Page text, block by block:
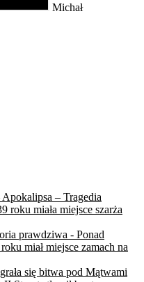
Michał
– Tragedia
roku miała miejsce szarża
prawdziwa - Ponad
miał miejsce zamach na
się bitwa pod Mątwami